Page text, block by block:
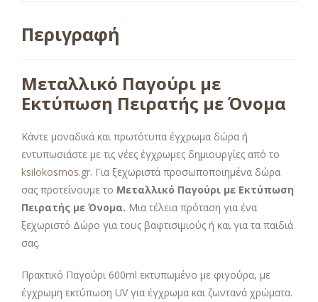
Περιγραφή
Μεταλλικό Παγούρι με
Εκτύπωση Πειρατής με Όνομα
Κάντε μοναδικά και πρωτότυπα έγχρωμα δώρα ή
εντυπωσιάστε με τις νέες έγχρωμες δημιουργίες από το
ksilokosmos.gr. Για ξεχωριστά προσωποποιημένα δώρα
σας προτείνουμε το Μεταλλικό Παγούρι με Εκτύπωση
Πειρατής με Όνομα. Μια τέλεια πρόταση για ένα
ξεχωριστό Δώρο για τους βαφτισιμιούς ή και για τα παιδιά
σας.
Πρακτικό Παγούρι 600ml εκτυπωμένο με φιγούρα, με
έγχρωμη εκτύπωση UV για έγχρωμα και ζωντανά χρώματα.